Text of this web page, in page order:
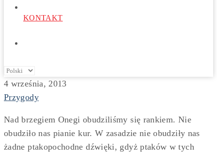
KONTAKT
4 września, 2013
Przygody
Nad brzegiem Onegi obudziliśmy się rankiem. Nie
obudziło nas pianie kur. W zasadzie nie obudziły nas
żadne ptakopochodne dźwięki, gdyż ptaków w tych